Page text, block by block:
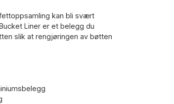
kan bli svært
Liner er et belegg du
slik at rengjøringen av bøtten